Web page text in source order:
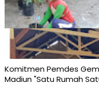
Komitmen Pemdes
Madiun "Satu Rumah